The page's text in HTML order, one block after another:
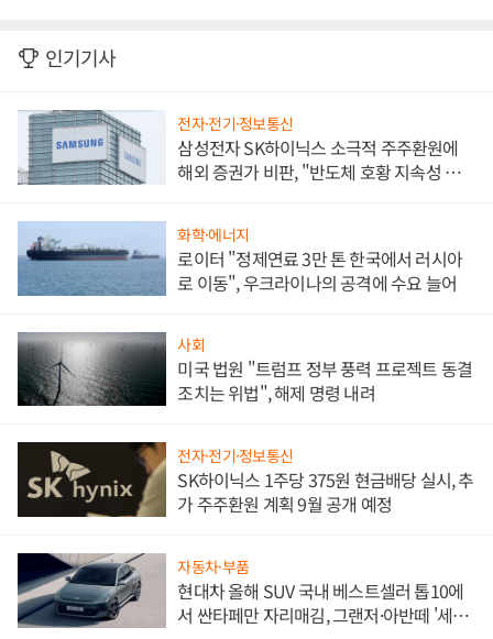
인기기사
전자·전기·정보통신
삼성전자 SK하이닉스 소극적 주주환원에
해외 증권가 비판, "반도체 호황 지속성 의
화학·에너지
로이터 "정제연료 3만 톤 한국에서 러시아
로 이동", 우크라이나의 공격에 수요 늘어
사회
미국 법원 "트럼프 정부 풍력 프로젝트 동결
조치는 위법", 해제 명령 내려
전자·전기·정보통신
SK하이닉스 1주당 375원 현금배당 실시, 추
가 주주환원 계획 9월 공개 예정
자동차·부품
현대차 올해 SUV 국내 베스트셀러 톱10에
서 싼타페만 자리매김, 그랜저·아반떼 '세단